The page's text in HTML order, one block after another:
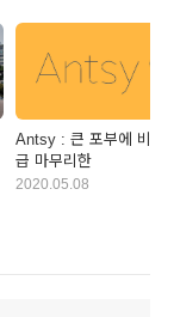
Antsy : 큰 포부에 비해
급 마무리한
2020.05.08